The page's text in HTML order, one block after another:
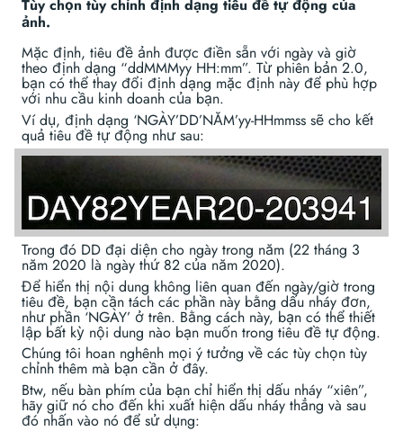
Tùy chọn tùy chỉnh định dạng tiêu đề tự động của
ảnh.
Mặc định, tiêu đề ảnh được điền sẵn với ngày và giờ
theo định dạng “ddMMMyy HH:mm”. Từ phiên bản 2.0,
bạn có thể thay đổi định dạng mặc định này để phù hợp
với nhu cầu kinh doanh của bạn.
Ví dụ, định dạng ‘NGÀY’DD’NĂM’yy-HHmmss sẽ cho kết
quả tiêu đề tự động như sau:
Trong đó DD đại diện cho ngày trong năm (22 tháng 3
năm 2020 là ngày thứ 82 của năm 2020).
Để hiển thị nội dung không liên quan đến ngày/giờ trong
tiêu đề, bạn cần tách các phần này bằng dấu nháy đơn,
như phần ‘NGÀY’ ở trên. Bằng cách này, bạn có thể thiết
lập bất kỳ nội dung nào bạn muốn trong tiêu đề tự động.
Chúng tôi hoan nghênh mọi ý tưởng về các tùy chọn tùy
chỉnh thêm mà bạn cần ở đây.
Btw, nếu bàn phím của bạn chỉ hiển thị dấu nháy “xiên”,
hãy giữ nó cho đến khi xuất hiện dấu nháy thẳng và sau
đó nhấn vào nó để sử dụng: